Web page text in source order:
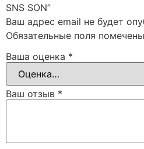
SNS SON”
Ваш адрес email не будет
Обязательные поля помечены
Ваша оценка *
Ваш отзыв *